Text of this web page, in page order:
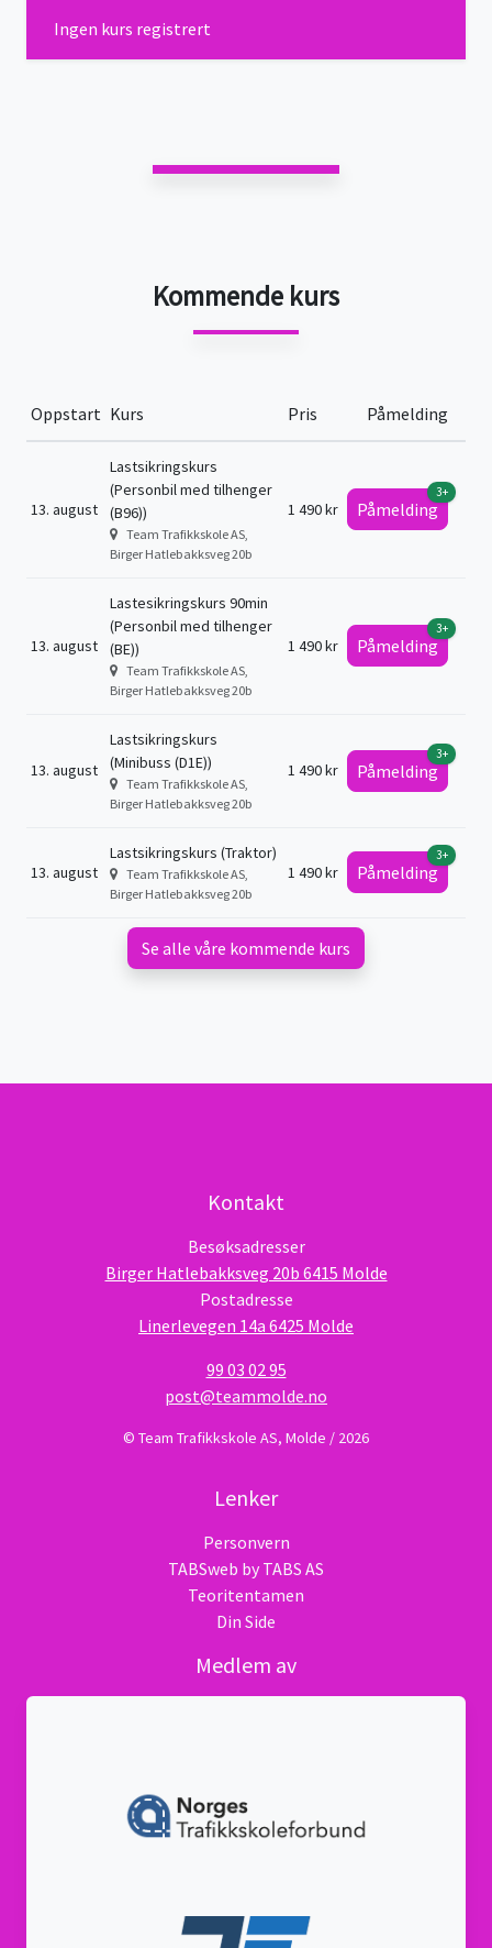
Ingen kurs registrert
Kommende kurs
Oppstart Kurs Pris Påmelding
13. august
Lastsikringskurs
(Personbil med tilhenger
(B96))
Team Trafikkskole AS,
Birger Hatlebakksveg 20b
1 490 kr Påmelding
3+
13. august
Lastesikringskurs 90min
(Personbil med tilhenger
(BE))
Team Trafikkskole AS,
Birger Hatlebakksveg 20b
1 490 kr Påmelding
3+
13. august
Lastsikringskurs
(Minibuss (D1E))
Team Trafikkskole AS,
Birger Hatlebakksveg 20b
1 490 kr Påmelding
3+
13. august
Lastsikringskurs (Traktor)
Team Trafikkskole AS,
Birger Hatlebakksveg 20b
1 490 kr Påmelding
3+
Se alle våre kommende kurs
Kontakt
Besøksadresser
Birger Hatlebakksveg 20b 6415 Molde
Postadresse
Linerlevegen 14a 6425 Molde
99 03 02 95
post@teammolde.no
© Team Trafikkskole AS, Molde / 2026
Lenker
Personvern
TABSweb by TABS AS
Teoritentamen
Din Side
Medlem av